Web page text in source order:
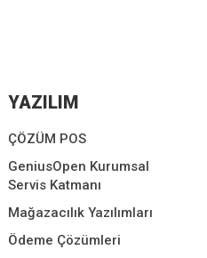
YAZILIM
ÇÖZÜM POS
GeniusOpen Kurumsal
Servis Katmanı
Mağazacılık Yazılımları
Ödeme Çözümleri